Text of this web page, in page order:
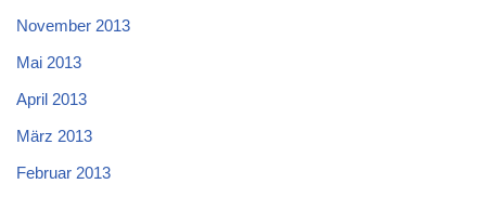
November 2013
Mai 2013
April 2013
März 2013
Februar 2013